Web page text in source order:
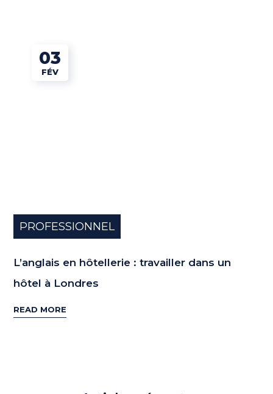
03
FÉV
PROFESSIONNEL
L’anglais en hôtellerie : travailler dans un
hôtel à Londres
READ MORE